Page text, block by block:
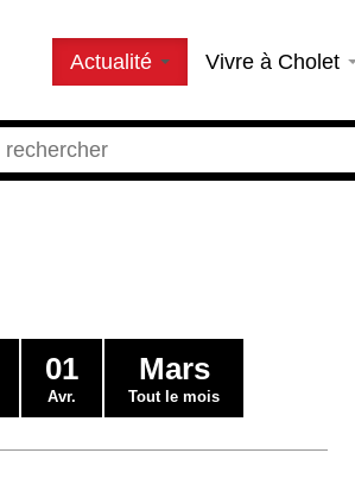
Actualité Vivre à Cholet
01
Avr.
Mars
Tout le mois